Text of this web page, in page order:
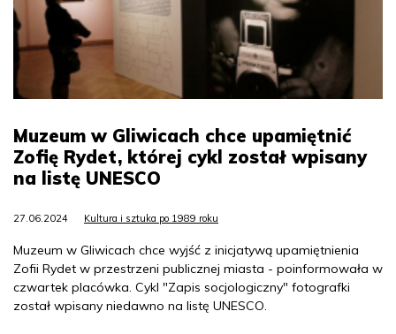
Muzeum w Gliwicach chce upamiętnić
Zofię Rydet, której cykl został wpisany
na listę UNESCO
27.06.2024 Kultura i sztuka po 1989 roku
Muzeum w Gliwicach chce wyjść z inicjatywą upamiętnienia
Zofii Rydet w przestrzeni publicznej miasta - poinformowała w
czwartek placówka. Cykl "Zapis socjologiczny" fotografki
został wpisany niedawno na listę UNESCO.